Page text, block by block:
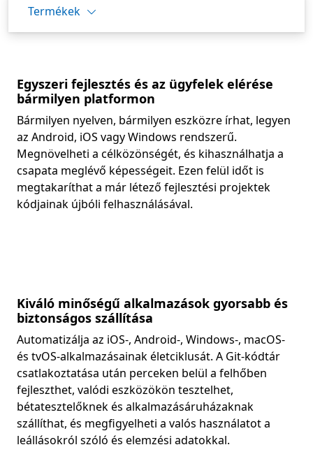
Termékek
Egyszeri fejlesztés és az ügyfelek elérése
bármilyen platformon
Bármilyen nyelven, bármilyen eszközre írhat, legyen
az Android, iOS vagy Windows rendszerű.
Megnövelheti a célközönségét, és kihasználhatja a
csapata meglévő képességeit. Ezen felül időt is
megtakaríthat a már létező fejlesztési projektek
kódjainak újbóli felhasználásával.
Kiváló minőségű alkalmazások gyorsabb és
biztonságos szállítása
Automatizálja az iOS-, Android-, Windows-, macOS-
és tvOS-alkalmazásainak életciklusát. A Git-kódtár
csatlakoztatása után perceken belül a felhőben
fejleszthet, valódi eszközökön tesztelhet,
bétatesztelőknek és alkalmazásáruházaknak
szállíthat, és megfigyelheti a valós használatot a
leállásokról szóló és elemzési adatokkal.